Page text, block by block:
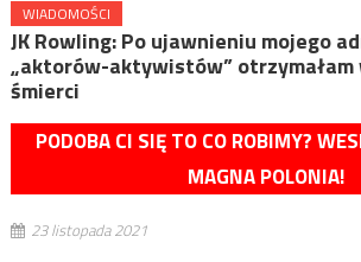
WIADOMOŚCI
JK Rowling: Po ujawnieniu mojego
„aktorów-aktywistów” otrzymałam
śmierci
PODOBA CI SIĘ TO CO ROBIMY?
MAGNA POLONIA!
23 listopada 2021